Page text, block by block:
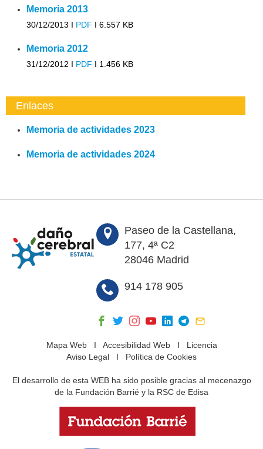
Memoria 2013
30/12/2013 I PDF I 6.557 KB
Memoria 2012
31/12/2012 I PDF I 1.456 KB
Enlaces
Memoria de actividades 2023
Memoria de actividades 2024
Paseo de la Castellana,
177, 4ª C2
28046 Madrid
914 178 905
Mapa WebI Accesibilidad WebI Licencia
Aviso Legal I Política de Cookies
El desarrollo de esta WEB ha sido posible gracias al mecenazgo
de la Fundación Barrié y la RSC de Edisa